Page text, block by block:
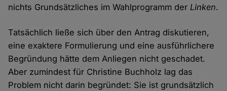
nichts Grundsätzliches im Wahlprogramm derLinken.
Tatsächlich ließe sich über den Antrag diskutieren,
eine exaktere Formulierung und eine ausführlichere
Begründung hätte dem Anliegen nicht geschadet.
Aber zumindest für Christine Buchholz lag das
Problem nicht darin begründet: Sie ist grundsätzlich